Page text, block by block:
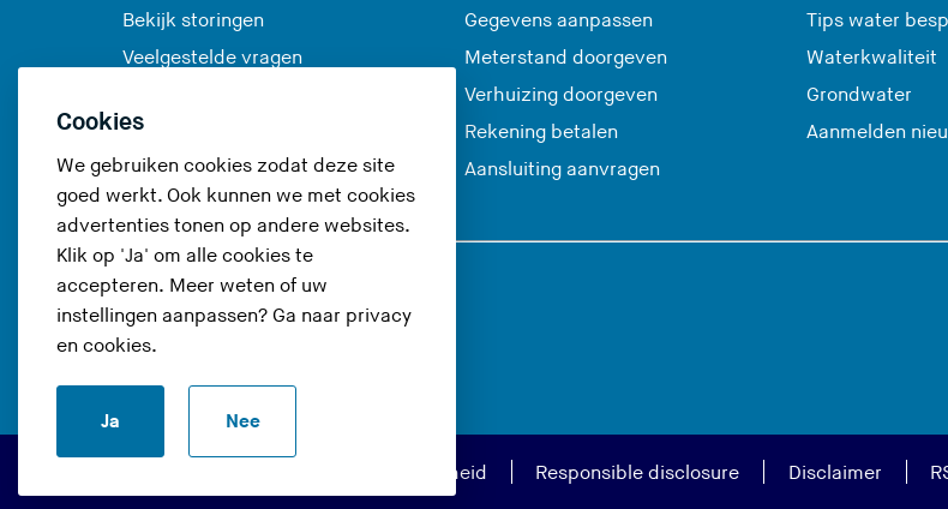
Cookies
We gebruiken cookies zodat deze site
goed werkt. Ook kunnen we met cookies
advertenties tonen op andere websites.
Klik op 'Ja' om alle cookies te
accepteren. Meer weten of uw
instellingen aanpassen? Ga naar privacy
en cookies.
Ja Nee
Bekijk storingen
Veelgestelde vragen
Gegevens aanpassen
Meterstand doorgeven
Verhuizing doorgeven
Rekening betalen
Aansluiting aanvragen
Tips water
Waterkwaliteit
Grondwater
Aanmelden
Volg ons op
e
r
e
r
v
e
r
v
e
r
Toegankelijkheid Responsible disclosure Disclaimer